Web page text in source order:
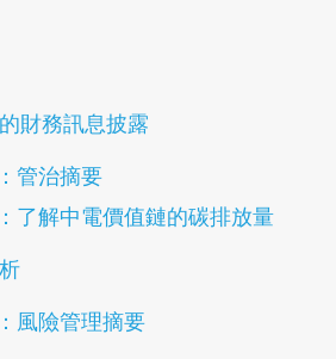
財務訊息披露
管治摘要
了解中電價值鏈的碳排放量
風險管理摘要